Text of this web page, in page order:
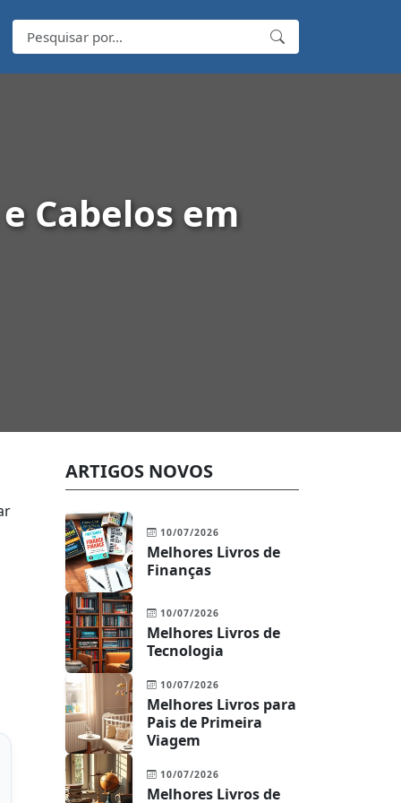
Cabelos em
ARTIGOS NOVOS
10/07/2026
Melhores Livros de
Finanças
10/07/2026
Melhores Livros de
Tecnologia
10/07/2026
Melhores Livros para
Pais de Primeira
Viagem
10/07/2026
Melhores Livros de